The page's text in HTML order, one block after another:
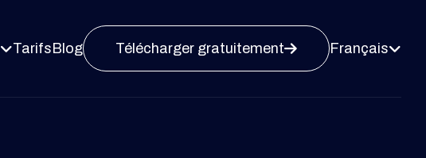
TarifsBlog Télécharger gratuitement Français